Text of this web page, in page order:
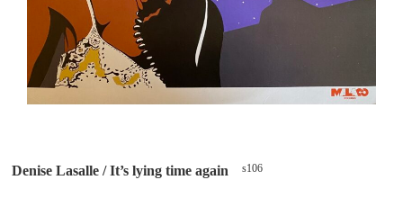
Denise Lasalle / It’s lying time again s106